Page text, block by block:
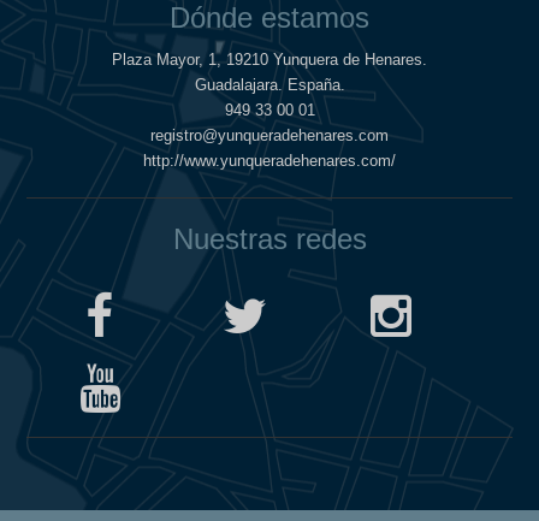
Dónde estamos
Plaza Mayor, 1, 19210 Yunquera de Henares.
Guadalajara. España.
949 33 00 01
registro@yunqueradehenares.com
http://www.yunqueradehenares.com/
Nuestras redes
Política de Cookies